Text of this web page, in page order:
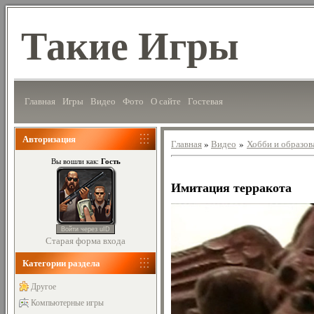
Такие Игры
Главная Игры Видео Фото О сайте Гостевая
Авторизация
Вы вошли как: Гость
Войти через uID
Старая форма входа
Категории раздела
Другое
Компьютерные игры
Главная» Видео » Хобби и
Имитация терракота